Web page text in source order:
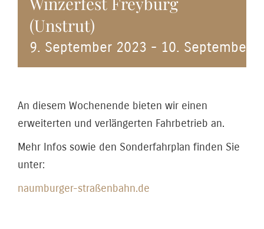
(Unstrut)
9. September 2023 - 10. September
An diesem Wochenende bieten wir einen
erweiterten und verlängerten Fahrbetrieb an.
Mehr Infos sowie den Sonderfahrplan finden Sie
unter:
naumburger-straßenbahn.de